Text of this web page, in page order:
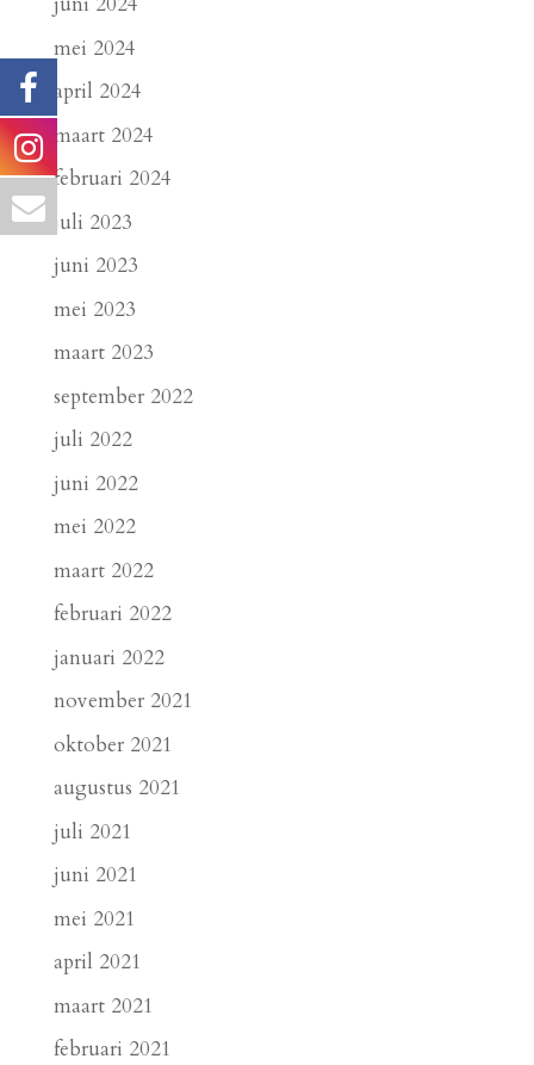
mei 2024
april 2024
maart 2024
februari 2024
juli 2023
juni 2023
mei 2023
maart 2023
september 2022
juli 2022
juni 2022
mei 2022
maart 2022
februari 2022
januari 2022
november 2021
oktober 2021
augustus 2021
juli 2021
juni 2021
mei 2021
april 2021
maart 2021
februari 2021